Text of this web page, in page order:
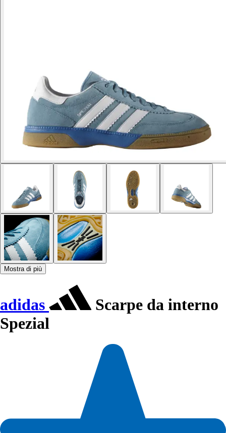
Mostra di più
adidas
Scarpe da interno
Spezial